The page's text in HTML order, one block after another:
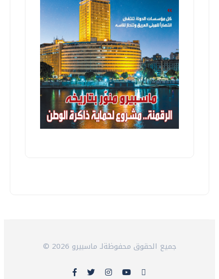
© 2026 جميع الحقوق محفوظةلـ ماسبيرو